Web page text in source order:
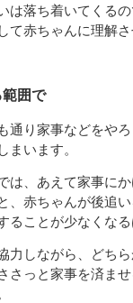
は落ち着いてくる
て赤ちゃんに理解
囲で
通り家事などをや
まいます。
は、あえて家事に
、赤ちゃんが後追
ることが少なくなる
力しながら、どち
さっと家事を済ま